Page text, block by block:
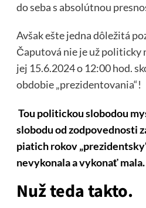
do seba s absolútnou
Avšak ešte jedna dôležitá
Čaputová nie je už politicky
jej 15.6.2024 o 12:00 hod.
obdobie „prezidentovania“!
Tou politickou slobodou
slobodu od zodpovednosti
piatich rokov
nevykonala a vykonať mala.
Nuž teda takto.